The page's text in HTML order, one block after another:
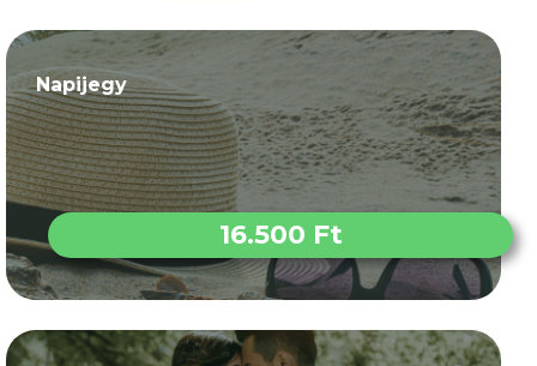
Napijegy
16.500 Ft